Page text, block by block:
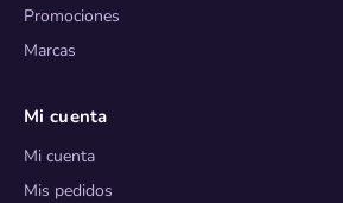
Promociones
Marcas
Mi cuenta
Mi cuenta
Mis pedidos